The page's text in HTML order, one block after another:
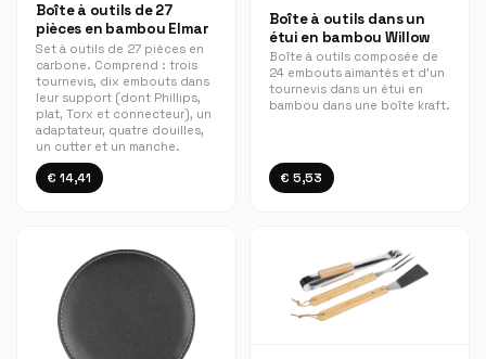
Boîte à outils de 27
pièces en bambou Elmar
Set à outils de 27 pièces en
carbone. Comprend : trois
tournevis, dix embouts dans
leur support (dont Phillips,
plat, Torx et connecteur), un
adaptateur, quatre douilles,
un cutter et un manche.
€ 14,41
Boîte à outils dans un
étui en bambou Willow
Boîte à outils composée de
24 embouts aimantés et d'un
tournevis dans un étui en
bambou dans une boîte kraft.
€ 5,53